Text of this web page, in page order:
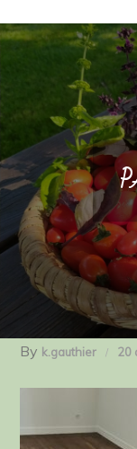
By k.gauthier 20